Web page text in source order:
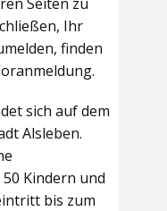
Ihr
finden
sich auf dem
Alsleben.
Kindern und
bis zum